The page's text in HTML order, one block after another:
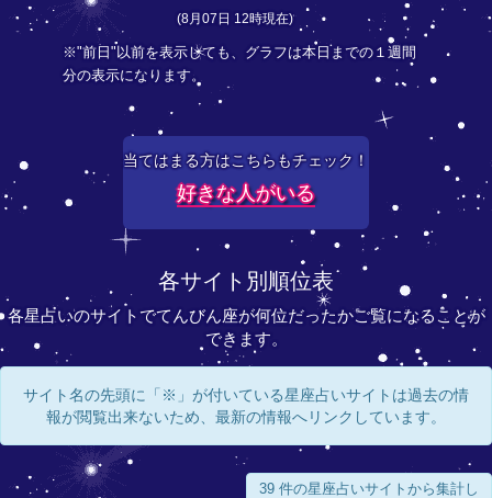
(8月07日 12時現在)
※"前日"以前を表示しても、グラフは本日までの１週間
分の表示になります。
当てはまる方はこちらもチェック！
好きな人がいる
各サイト別順位表
各星占いのサイトでてんびん座が何位だったかご覧になることが
できます。
サイト名の先頭に「※」が付いている星座占いサイトは過去の情
報が閲覧出来ないため、最新の情報へリンクしています。
39 件の星座占いサイトから集計し